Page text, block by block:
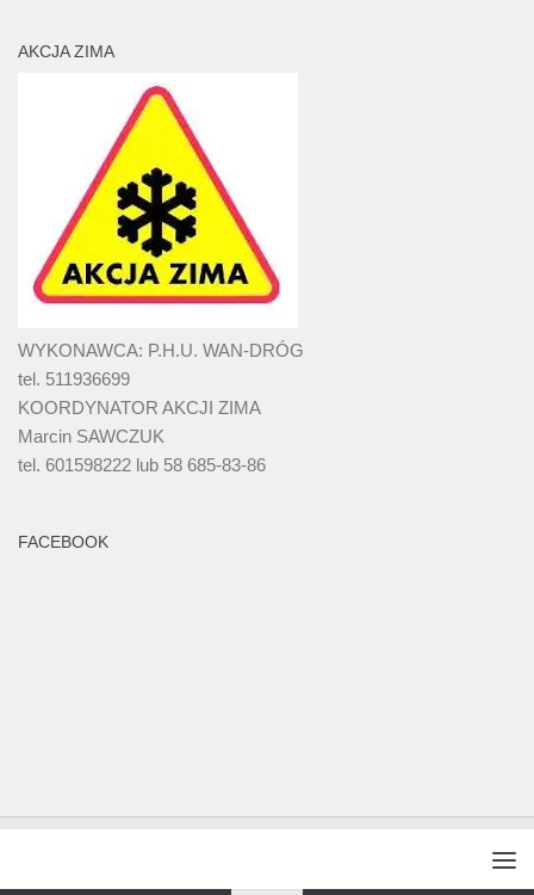
AKCJA ZIMA
WYKONAWCA: P.H.U. WAN-DRÓG
tel. 511936699
KOORDYNATOR AKCJI ZIMA
Marcin SAWCZUK
tel. 601598222 lub 58 685-83-86
FACEBOOK